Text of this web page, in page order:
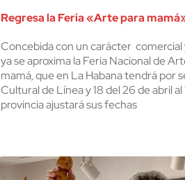
Regresa la Feria «Arte para
Concebida con un carácter
ya se aproxima la Feria Nacional de
mamá, que en La Habana tendrá por
Cultural de Línea y 18 del 26 de abril
provincia ajustará sus fechas